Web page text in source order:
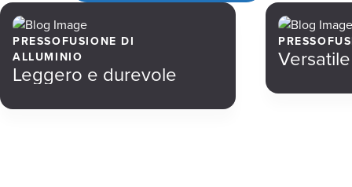
PRESSOFUSIONE DI
ALLUMINIO
Leggero e durevole